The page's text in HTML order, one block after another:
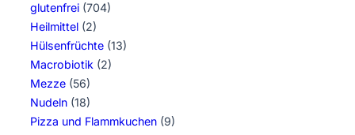
glutenfrei (704)
Heilmittel (2)
Hülsenfrüchte (13)
Macrobiotik (2)
Mezze (56)
Nudeln (18)
Pizza und Flammkuchen (9)